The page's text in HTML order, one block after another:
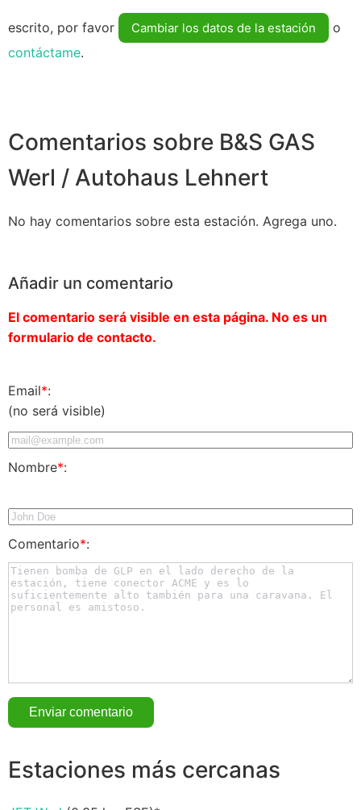
escrito, por favor Cambiar los datos de la estación
o
contáctame.
Comentarios sobre B&S GAS
Werl / Autohaus Lehnert
No hay comentarios sobre esta estación. Agrega uno.
Añadir un comentario
El comentario será visible en esta página. No es un
formulario de contacto.
Email*:
(no será visible)
Nombre*:
Comentario*:
Estaciones más cercanas